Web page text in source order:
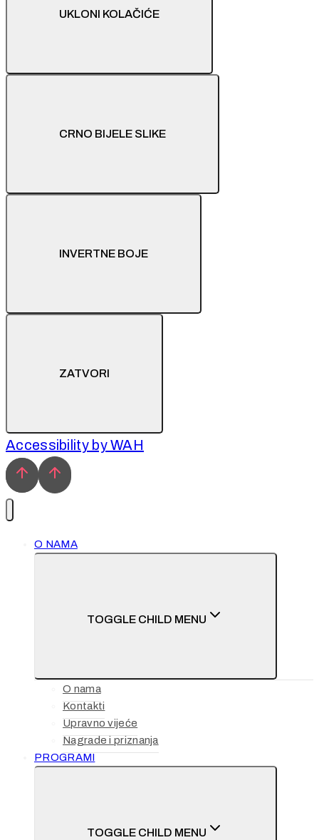
UKLONI KOLAČIĆE
CRNO BIJELE SLIKE
INVERTNE BOJE
ZATVORI
Accessibility by WAH
O NAMA
TOGGLE CHILD MENU
O nama
Kontakti
Upravno vijeće
Nagrade i priznanja
PROGRAMI
TOGGLE CHILD MENU